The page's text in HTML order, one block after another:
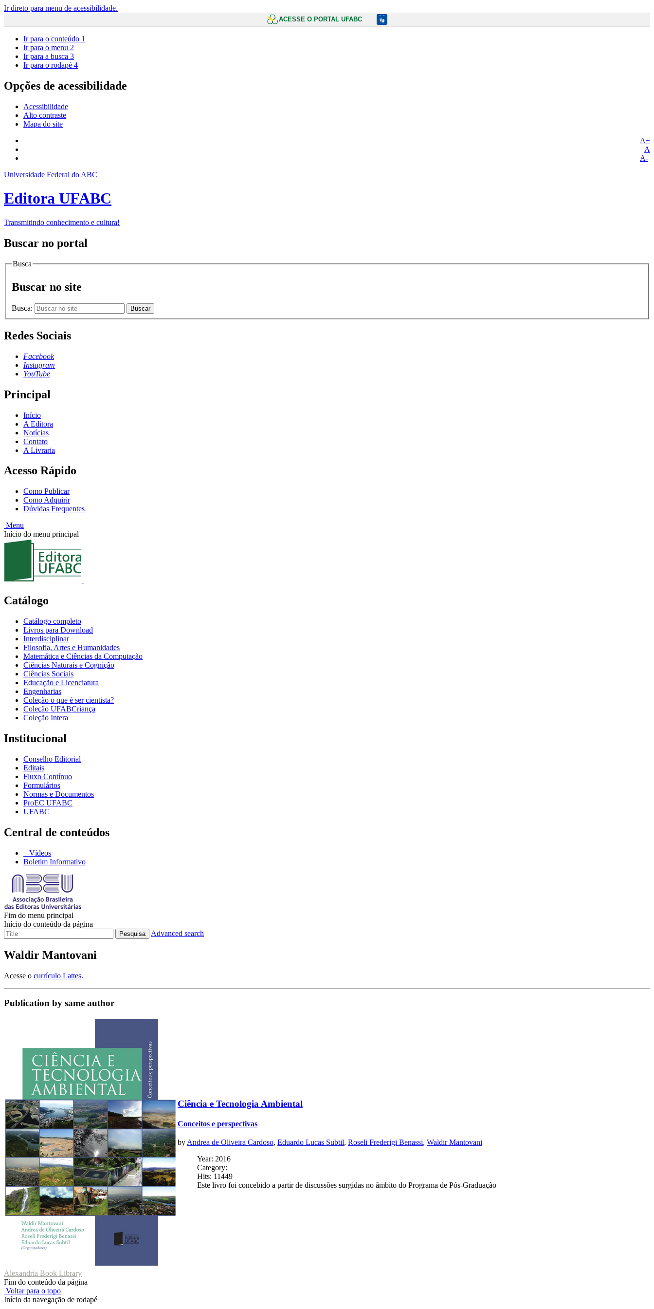
Ir direto para menu de acessibilidade.
ACESSE O PORTAL UFABC
Ir para o conteúdo 1
Ir para o menu 2
Ir para a busca 3
Ir para o rodapé 4
Opções de acessibilidade
Acessibilidade
Alto contraste
Mapa do site
A+
A
A-
Universidade Federal do ABC
Editora UFABC
Transmitindo conhecimento e cultura!
Buscar no portal
Busca
Buscar no site
Busca: Buscar
Redes Sociais
Facebook
Instagram
YouTube
Principal
Início
A Editora
Notícias
Contato
A Livraria
Acesso Rápido
Como Publicar
Como Adquirir
Dúvidas Frequentes
Menu
Início do menu principal
Catálogo
Catálogo completo
Livros para Download
Interdisciplinar
Filosofia, Artes e Humanidades
Matemática e Ciências da Computação
Ciências Naturais e Cognição
Ciências Sociais
Educação e Licenciatura
Engenharias
Coleção o que é ser cientista?
Coleção UFABCriança
Coleção Intera
Institucional
Conselho Editorial
Editais
Fluxo Contínuo
Formulários
Normas e Documentos
ProEC UFABC
UFABC
Central de conteúdos
Vídeos
Boletim Informativo
Fim do menu principal
Início do conteúdo da página
Pesquisa Advanced search
Waldir Mantovani
Acesse o currículo Lattes.
Publication by same author
Ciência e Tecnologia Ambiental
Conceitos e perspectivas
by Andrea de Oliveira Cardoso, Eduardo Lucas Subtil, Roseli Frederigi Benassi, Waldir Mantovani
Year: 2016
Category:
Hits: 11449
Este livro foi concebido a partir de discussões surgidas no âmbito do Programa de Pós-Graduação
Alexandria Book Library
Fim do conteúdo da página
Voltar para o topo
Início da navegação de rodapé